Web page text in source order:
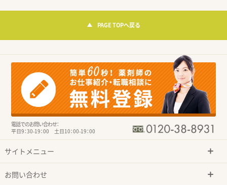
PAGE TOPへ戻る
電話でのお問い合わせ：
平日9：30-19：00 土日10：00-19：00
サイトメニュー
お問い合わせ